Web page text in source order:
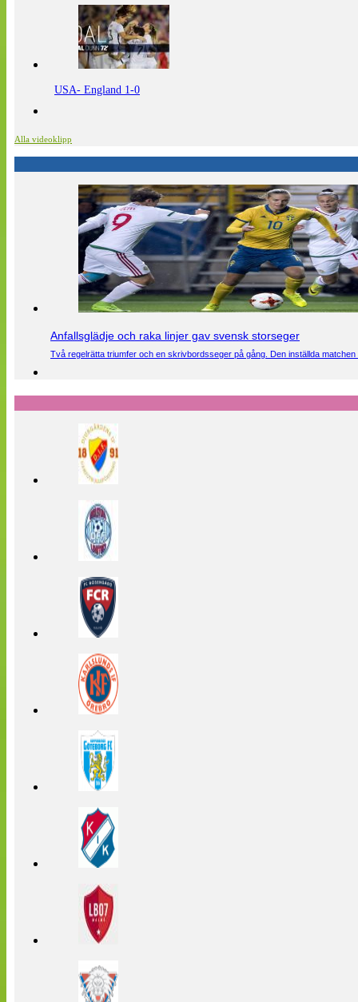
USA- England 1-0
Alla videoklipp
Anfallsglädje och raka linjer gav svensk storseger
Två regelrätta triumfer och en skrivbordsseger på gång. Den inställda